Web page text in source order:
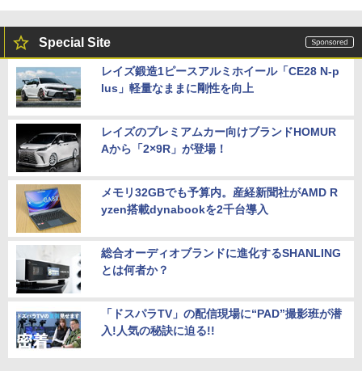
Special Site
レイズ鍛造1ピースアルミホイール「CE28 N-p
lus」軽量なままに剛性を向上
レイズのプレミアムカー向けブランドHOMUR
Aから「2×9R」が登場！
メモリ32GBでも予算内。産経新聞社がAMD R
yzen搭載dynabookを2千台導入
総合オーディオブランドに進化するSHANLING
とは何者か？
「ドスパラTV」の配信現場に“PAD”撮影班が潜
入!人気の秘訣に迫る!!